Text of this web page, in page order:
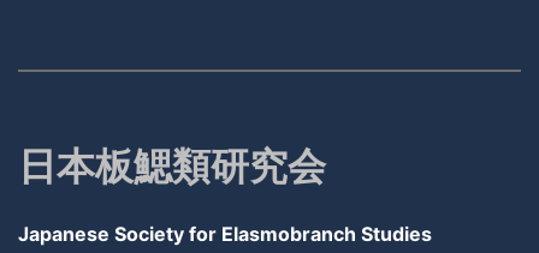
日本板鰓類研究会
Japanese Society for Elasmobranch Studies